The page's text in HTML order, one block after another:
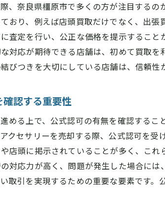
、奈良県橿原市で多くの方が注目する
おり、例えば店頭買取だけでなく、出
査定を行い、公正な価格を提示するこ
対応が期待できる店舗は、初めて買取
びつきを大切にしている店舗は、信頼性
認する重要性
める上で、公式認可の有無を確認する
クセサリーを売却する際、公式認可を受
店頭に掲示されていることが多く、こ
対応力が高く、問題が発生した場合に
取引を実現するための重要な要素です